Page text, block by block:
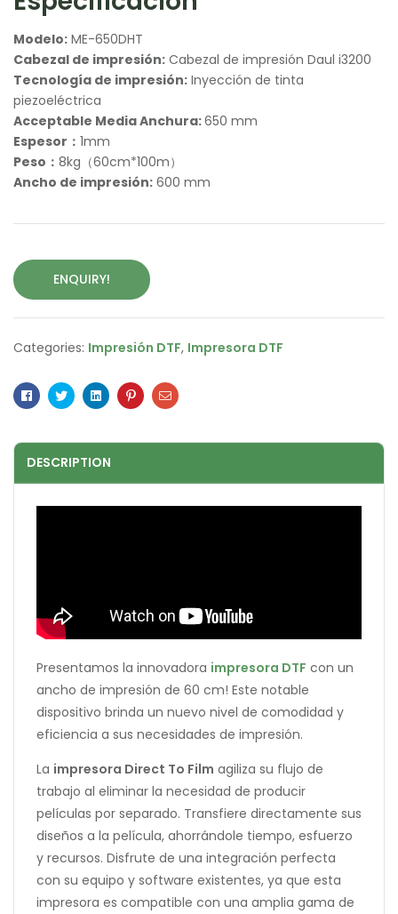
Modelo: ME-650DHT
Cabezal de impresión: Cabezal de impresión Daul i3200
Tecnología de impresión: Inyección de tinta
piezoeléctrica
Acceptable Media Anchura:650 mm
Espesor： 1mm
Peso： 8kg（60cm*100m）
Ancho de impresión: 600 mm
ENQUIRY!
Categories: Impresión DTF, Impresora DTF
Facebook
TwitterLinkedinPinterestEmail
DESCRIPTION
Presentamos la innovadora impresora DTF con un
ancho de impresión de 60 cm! Este notable
dispositivo brinda un nuevo nivel de comodidad y
eficiencia a sus necesidades de impresión.
La impresora Direct To Film agiliza su flujo de
trabajo al eliminar la necesidad de producir
películas por separado. Transfiere directamente sus
diseños a la película, ahorrándole tiempo, esfuerzo
y recursos. Disfrute de una integración perfecta
con su equipo y software existentes, ya que esta
impresora es compatible con una amplia gama de